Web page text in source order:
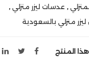
,عدسات ليزر منزلي ,
منزلي بالسعودية
المنتج